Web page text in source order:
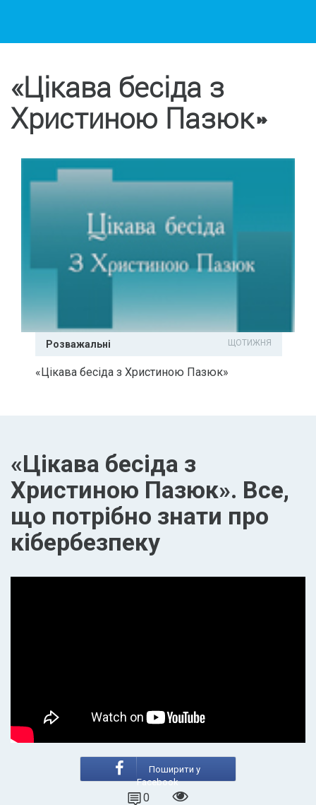
«Цікава бесіда з
Христиною Пазюк»
Розважальні ЩОТИЖНЯ
«Цікава бесіда з Христиною Пазюк»
«Цікава бесіда з
Христиною Пазюк». Все,
що потрібно знати про
кібербезпеку
Поширити у
Facebook
0